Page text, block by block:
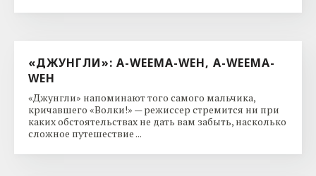
«ДЖУНГЛИ»: A-WEEMA-WEH, A-WEEMA-
WEH
«Джунгли» напоминают того самого мальчика,
кричавшего «Волки!» — режиссер стремится ни при
каких обстоятельствах не дать вам забыть, насколько
сложное путешествие ...